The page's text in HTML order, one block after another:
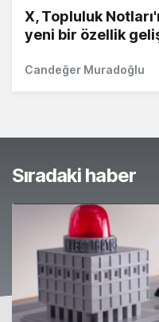
X, Topluluk
yeni bir özellik
Candeğer Muradoğlu
Sıradaki haber